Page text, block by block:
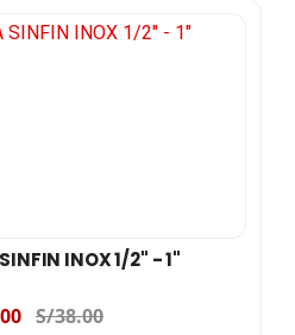
INOX 1/2" - 1"
S/38.00